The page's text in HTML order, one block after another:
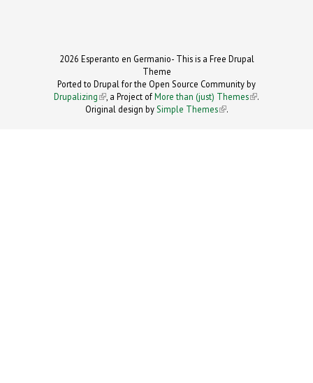
2026 Esperanto en Germanio- This is a Free Drupal
Theme
Ported to Drupal for the Open Source Community by
Drupalizing(link is external)
, a Project ofMore than (just) Themes (link is
.
Original design by Simple Themes
(link is
.